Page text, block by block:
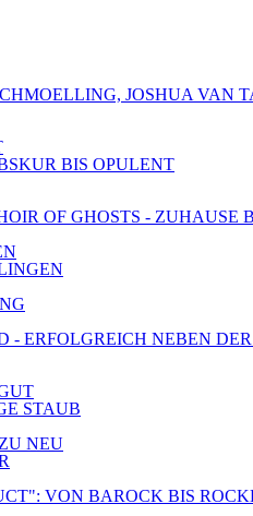
JOSHUA VAN
BIS OPULENT
OF GHOSTS - ZUHAUSE
ERFOLGREICH NEBEN DER
STAUB
NEU
VON BAROCK BIS